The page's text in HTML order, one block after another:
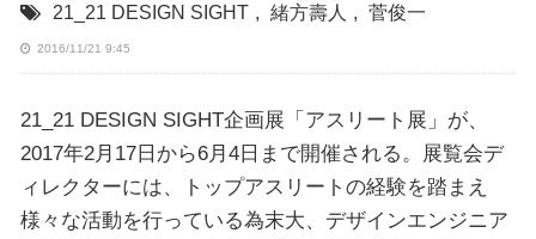
21_21 DESIGN SIGHT , 緒方壽人 , 菅俊一
2016/11/21 9:45
21_21 DESIGN SIGHT企画展「アスリート展」が、
2017年2月17日から6月4日まで開催される。展覧会デ
ィレクターには、トップアスリートの経験を踏まえ
様々な活動を行っている為末大、デザインエンジニア